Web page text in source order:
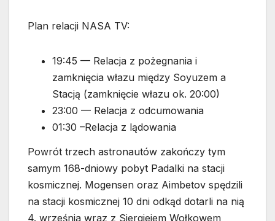
Plan relacji NASA TV:
19:45 — Relacja z pożegnania i
zamknięcia włazu między Soyuzem a
Stacją (zamknięcie włazu ok. 20:00)
23:00 — Relacja z odcumowania
01:30 –Relacja z lądowania
Powrót trzech astronautów zakończy tym
samym 168-dniowy pobyt Padalki na stacji
kosmicznej. Mogensen oraz Aimbetov spędzili
na stacji kosmicznej 10 dni odkąd dotarli na nią
4. września wraz z Siergiejem Wołkowem